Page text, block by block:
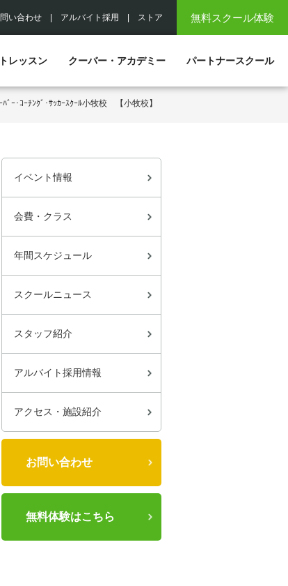
無料スクール体験
い合わせ アルバイト採用 ストア
レッスン クーバー・アカデミー パートナースクール
ｰ･ｺｰﾁﾝｸﾞ･ｻｯｶｰｽｸｰﾙ小牧校 【小牧校】
イベント情報
会費・クラス
年間スケジュール
スクールニュース
スタッフ紹介
アルバイト採用情報
アクセス・施設紹介
お問い合わせ
無料体験はこちら